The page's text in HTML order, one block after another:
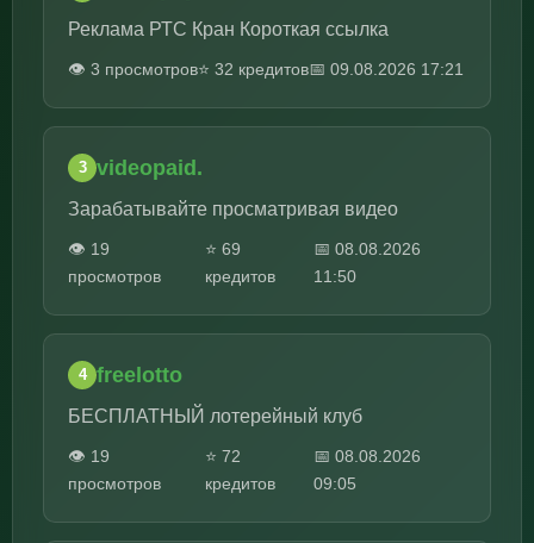
Реклама РТС Кран Короткая ссылка
👁️ 3 просмотров⭐ 32 кредитов📅 09.08.2026 17:21
3 videopaid.
Зарабатывайте просматривая видео
👁️ 19
просмотров
⭐ 69
кредитов
📅 08.08.2026
11:50
4 freelotto
БЕСПЛАТНЫЙ лотерейный клуб
👁️ 19
просмотров
⭐ 72
кредитов
📅 08.08.2026
09:05